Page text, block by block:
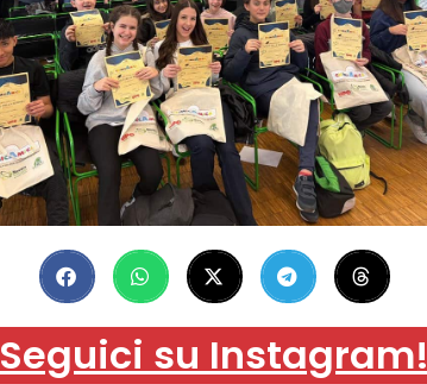
Seguici su Instagram!